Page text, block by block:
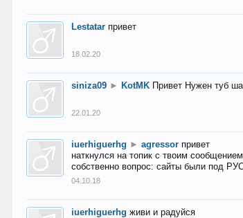
Lestatar привет
18.02.20
siniza09 ► KotMK Привет Нужен туб
22.01.20
iuerhiguerhg ► agressor привет
наткнулся на топик с твоим
собственно вопрос: сайты были под
04.10.18
iuerhiguerhg живи и радуйся